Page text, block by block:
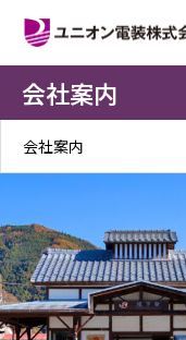
会社案内
会社案内